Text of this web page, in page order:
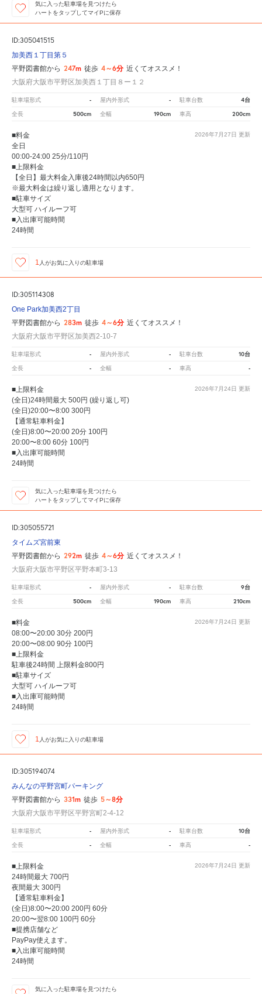
気に入った駐車場を見つけたら
ハートをタップしてマイPに保存
ID:305041515
加美西１丁目第５
平野図書館から 247m 徒歩 4～6分 近くてオススメ！
大阪府大阪市平野区加美西１丁目８ー１２
駐車場形式 - 屋内外形式 - 駐車台数 4台
全長 500cm 全幅 190cm 車高 200cm
2026年7月27日 更新
■料金
全日
00:00-24:00 25分/110円
■上限料金
【全日】最大料金入庫後24時間以内650円
※最大料金は繰り返し適用となります。
■駐車サイズ
大型可 ハイルーフ可
■入出庫可能時間
24時間
1 人がお気に入りの駐車場
ID:305114308
One Park加美西2丁目
平野図書館から 283m 徒歩 4～6分 近くてオススメ！
大阪府大阪市平野区加美西2-10-7
駐車場形式 - 屋内外形式 - 駐車台数 10台
全長 - 全幅 - 車高 -
2026年7月24日 更新
■上限料金
(全日)24時間最大 500円 (繰り返し可)
(全日)20:00〜8:00 300円
【通常駐車料金】
(全日)8:00〜20:00 20分 100円
20:00〜8:00 60分 100円
■入出庫可能時間
24時間
気に入った駐車場を見つけたら
ハートをタップしてマイPに保存
ID:305055721
タイムズ宮前東
平野図書館から 292m 徒歩 4～6分 近くてオススメ！
大阪府大阪市平野区平野本町3-13
駐車場形式 - 屋内外形式 - 駐車台数 9台
全長 500cm 全幅 190cm 車高 210cm
2026年7月24日 更新
■料金
08:00〜20:00 30分 200円
20:00〜08:00 90分 100円
■上限料金
駐車後24時間 上限料金800円
■駐車サイズ
大型可 ハイルーフ可
■入出庫可能時間
24時間
1 人がお気に入りの駐車場
ID:305194074
みんなの平野宮町パーキング
平野図書館から 331m 徒歩 5～8分
大阪府大阪市平野区平野宮町2-4-12
駐車場形式 - 屋内外形式 - 駐車台数 10台
全長 - 全幅 - 車高 -
2026年7月24日 更新
■上限料金
24時間最大 700円
夜間最大 300円
【通常駐車料金】
(全日)8:00〜20:00 200円 60分
20:00〜翌8:00 100円 60分
■提携店舗など
PayPay使えます。
■入出庫可能時間
24時間
気に入った駐車場を見つけたら